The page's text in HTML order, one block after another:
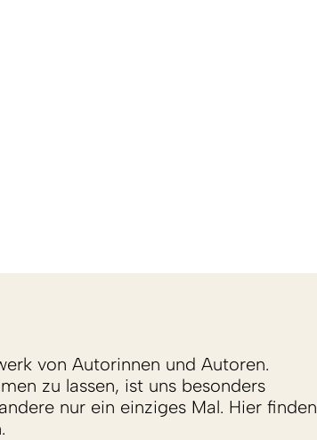
von Autorinnen und Autoren.
zu lassen, ist uns besonders
nur ein einziges Mal. Hier finden